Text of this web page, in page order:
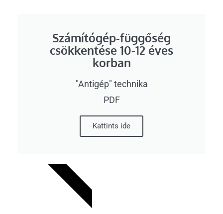
Számítógép-függőség
csökkentése 10-12 éves
korban
"Antigép" technika
PDF
Kattints ide
LETÖLTÉS